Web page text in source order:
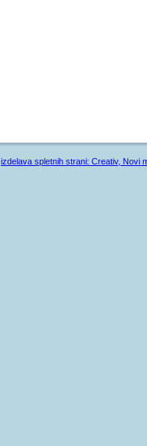
izdelava spletnih strani: Creativ, Novi